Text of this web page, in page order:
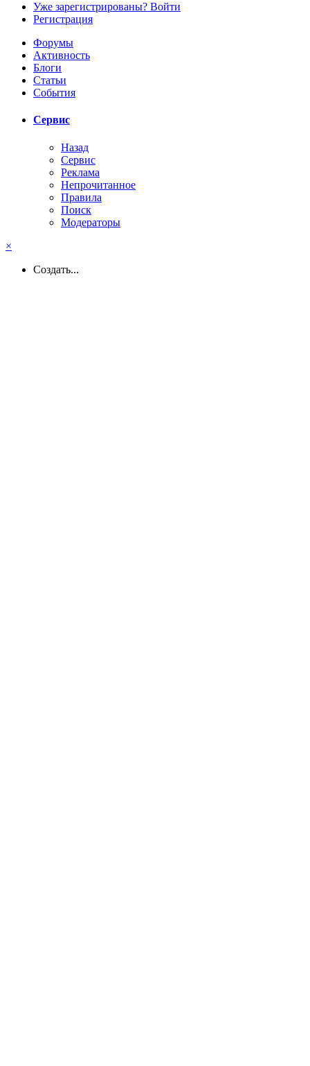
Уже зарегистрированы? Войти
Регистрация
Форумы
Активность
Блоги
Статьи
События
Сервис
Назад
Сервис
Реклама
Непрочитанное
Правила
Поиск
Модераторы
×
Создать...